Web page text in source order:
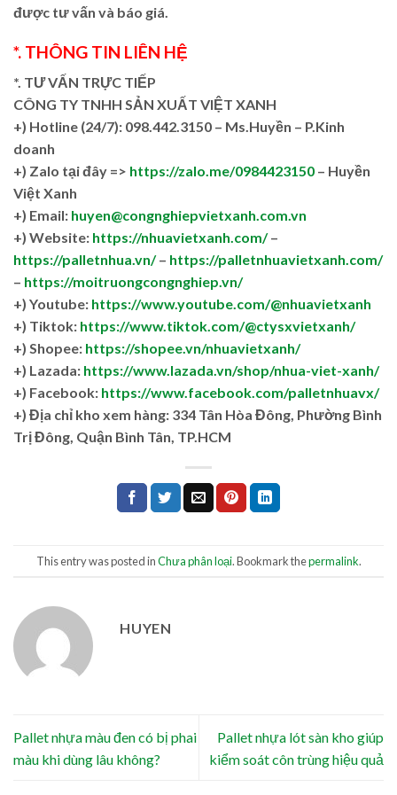
được tư vấn và báo giá.
*. THÔNG TIN LIÊN HỆ
*. TƯ VẤN TRỰC TIẾP
CÔNG TY TNHH SẢN XUẤT VIỆT XANH
+) Hotline (24/7): 098.442.3150 – Ms.Huyền – P.Kinh
doanh
+) Zalo tại đây => https://zalo.me/0984423150 – Huyền
Việt Xanh
+) Email: huyen@congnghiepvietxanh.com.vn
+) Website: https://nhuavietxanh.com/–
https://palletnhua.vn/– https://palletnhuavietxanh.com/
– https://moitruongcongnghiep.vn/
+) Youtube: https://www.youtube.com/@nhuavietxanh
+) Tiktok: https://www.tiktok.com/@ctysxvietxanh/
+) Shopee: https://shopee.vn/nhuavietxanh/
+) Lazada: https://www.lazada.vn/shop/nhua-viet-xanh/
+) Facebook: https://www.facebook.com/palletnhuavx/
+) Địa chỉ kho xem hàng: 334 Tân Hòa Đông, Phường Bình
Trị Đông, Quận Bình Tân, TP.HCM
This entry was posted inChưa phân loại. Bookmark thepermalink.
HUYEN
Pallet nhựa màu đen có bị phai
màu khi dùng lâu không?
Pallet nhựa lót sàn kho giúp
kiểm soát côn trùng hiệu quả